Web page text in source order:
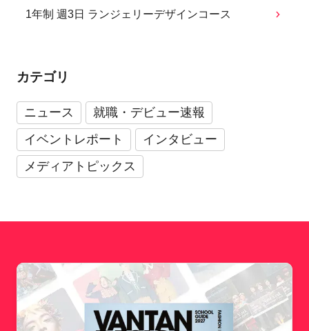
1年制 週3日 ランジェリーデザインコース
カテゴリ
ニュース
就職・デビュー速報
イベントレポート
インタビュー
メディアトピックス